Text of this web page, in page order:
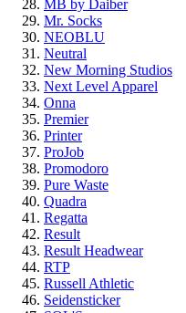
MB by Daiber
Mr. Socks
NEOBLU
Neutral
New Morning Studios
Next Level Apparel
Onna
Premier
Printer
ProJob
Promodoro
Pure Waste
Quadra
Regatta
Result
Result Headwear
RTP
Russell Athletic
Seidensticker